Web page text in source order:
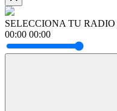
SELECCIONA TU RADIO
00:00 00:00